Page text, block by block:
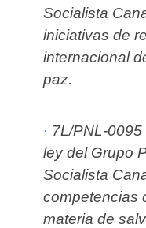
Socialista
iniciativas de
internacional
paz.
· 7L/PNL-
ley del Grupo
Socialista
competencias
materia de